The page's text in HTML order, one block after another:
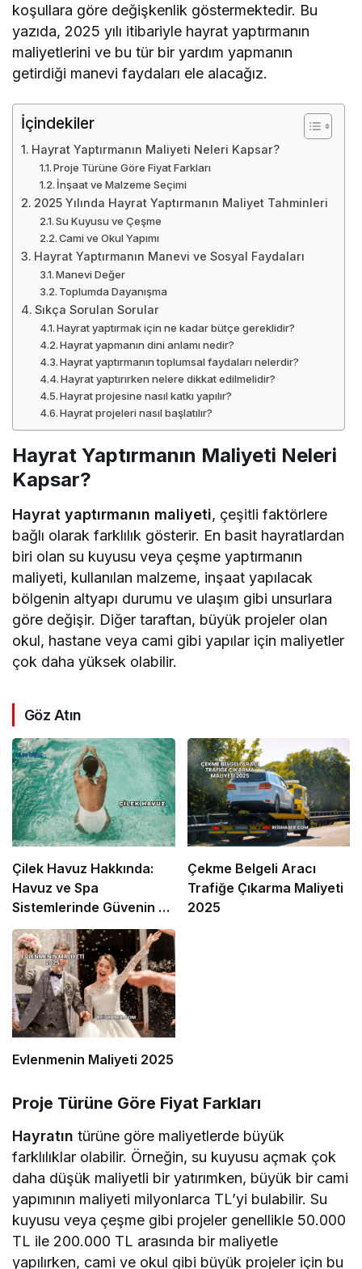
koşullara göre değişkenlik göstermektedir. Bu
yazıda, 2025 yılı itibariyle hayrat yaptırmanın
maliyetlerini ve bu tür bir yardım yapmanın
getirdiği manevi faydaları ele alacağız.
İçindekiler
Hayrat Yaptırmanın Maliyeti Neleri Kapsar?
Proje Türüne Göre Fiyat Farkları
İnşaat ve Malzeme Seçimi
2025 Yılında Hayrat Yaptırmanın Maliyet Tahminleri
Su Kuyusu ve Çeşme
Cami ve Okul Yapımı
Hayrat Yaptırmanın Manevi ve Sosyal Faydaları
Manevi Değer
Toplumda Dayanışma
Sıkça Sorulan Sorular
Hayrat yaptırmak için ne kadar bütçe gereklidir?
Hayrat yapmanın dini anlamı nedir?
Hayrat yaptırmanın toplumsal faydaları nelerdir?
Hayrat yaptırırken nelere dikkat edilmelidir?
Hayrat projesine nasıl katkı yapılır?
Hayrat projeleri nasıl başlatılır?
Hayrat Yaptırmanın Maliyeti Neleri
Kapsar?
Hayrat yaptırmanın maliyeti, çeşitli faktörlere
bağlı olarak farklılık gösterir. En basit hayratlardan
biri olan su kuyusu veya çeşme yaptırmanın
maliyeti, kullanılan malzeme, inşaat yapılacak
bölgenin altyapı durumu ve ulaşım gibi unsurlara
göre değişir. Diğer taraftan, büyük projeler olan
okul, hastane veya cami gibi yapılar için maliyetler
çok daha yüksek olabilir.
Göz Atın
Çilek Havuz Hakkında:
Havuz ve Spa
Sistemlerinde Güvenin ve
Kalitenin Adı
Çekme Belgeli Aracı
Trafiğe Çıkarma Maliyeti
2025
Evlenmenin Maliyeti 2025
Proje Türüne Göre Fiyat Farkları
Hayratın türüne göre maliyetlerde büyük
farklılıklar olabilir. Örneğin, su kuyusu açmak çok
daha düşük maliyetli bir yatırımken, büyük bir cami
yapımının maliyeti milyonlarca TL’yi bulabilir. Su
kuyusu veya çeşme gibi projeler genellikle 50.000
TL ile 200.000 TL arasında bir maliyetle
yapılırken, cami ve okul gibi büyük projeler için bu